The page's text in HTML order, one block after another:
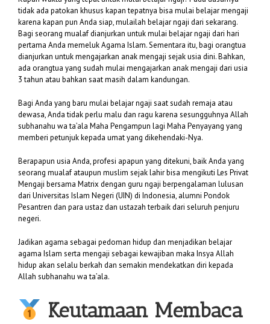
tidak ada patokan khusus kapan tepatnya bisa mulai belajar mengaji
karena kapan pun Anda siap, mulailah belajar ngaji dari sekarang.
Bagi seorang mualaf dianjurkan untuk mulai belajar ngaji dari hari
pertama Anda memeluk Agama Islam. Sementara itu, bagi orangtua
dianjurkan untuk mengajarkan anak mengaji sejak usia dini. Bahkan,
ada orangtua yang sudah mulai mengajarkan anak mengaji dari usia
3 tahun atau bahkan saat masih dalam kandungan.
Bagi Anda yang baru mulai belajar ngaji saat sudah remaja atau
dewasa, Anda tidak perlu malu dan ragu karena sesungguhnya Allah
subhanahu wa ta’ala Maha Pengampun lagi Maha Penyayang yang
memberi petunjuk kepada umat yang dikehendaki-Nya.
Berapapun usia Anda, profesi apapun yang ditekuni, baik Anda yang
seorang mualaf ataupun muslim sejak lahir bisa mengikuti Les Privat
Mengaji bersama Matrix dengan guru ngaji berpengalaman lulusan
dari Universitas Islam Negeri (UIN) di Indonesia, alumni Pondok
Pesantren dan para ustaz dan ustazah terbaik dari seluruh penjuru
negeri.
Jadikan agama sebagai pedoman hidup dan menjadikan belajar
agama Islam serta mengaji sebagai kewajiban maka Insya Allah
hidup akan selalu berkah dan semakin mendekatkan diri kepada
Allah subhanahu wa ta’ala.
Keutamaan Membaca